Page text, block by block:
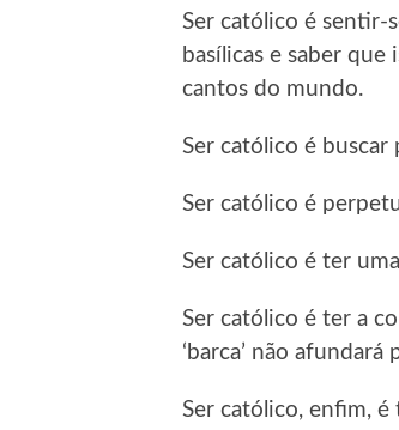
Ser católico é sentir-
basílicas e saber
cantos do mundo.
Ser católico é buscar
Ser católico é
Ser católico é ter
Ser católico é ter a
‘barca’ não
Ser católico, enfim, é